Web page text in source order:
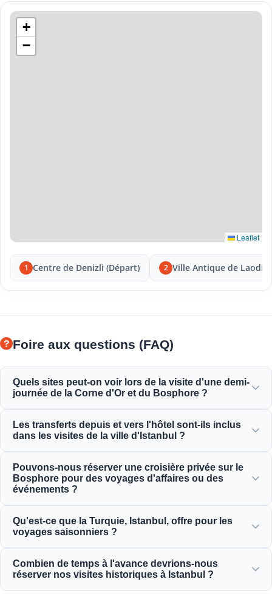
+
−
Leaflet
1 Centre de Denizli (Départ) 2 Ville Antique de
Foire aux questions (FAQ)
Quels sites peut-on voir lors de la visite d'une demi-
journée de la Corne d'Or et du Bosphore ?
palais de Dolmabahçe, de la mosquée d'Ortaköy, du
château de Roumélie et d'une magnifique vue sur les
Les transferts depuis et vers l'hôtel sont-ils inclus
dans les visites de la ville d'Istanbul ?
charge et de retour depuis les hôtels situés dans les zones
centrales telles que Sultanahmet, Taksim et les environs.
Pouvons-nous réserver une croisière privée sur le
Bosphore pour des voyages d'affaires ou des
événements ?
voyages d'affaires, offrant des locations de yachts
personnalisées, des événements d'entreprise et des dîners-
Qu'est-ce que la Turquie, Istanbul, offre pour les
voyages saisonniers ?
des festivals de tulipes au printemps aux excursions
estivales, en passant par les visites historiques en hiver et
Combien de temps à l'avance devrions-nous
réserver nos visites historiques à Istanbul ?